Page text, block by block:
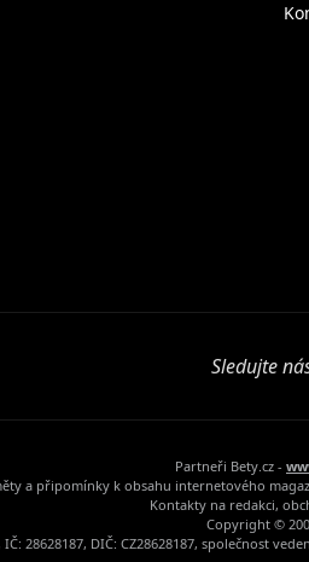
Sledujte
Partneři Bety.cz -
a připomínky k obsahu internetového
Kontakty na redakci,
Copyright ©
IČ: 28628187, DIČ: CZ28628187, společnost